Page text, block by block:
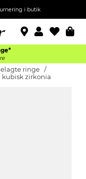
i butik
ringe
zirkonia